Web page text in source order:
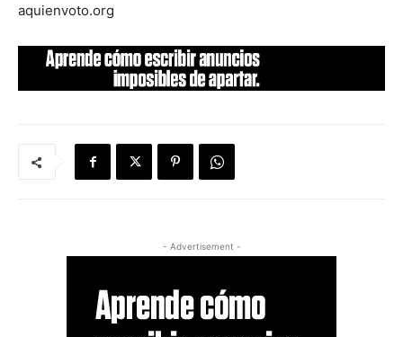
aquienvoto.org
- Advertisement -